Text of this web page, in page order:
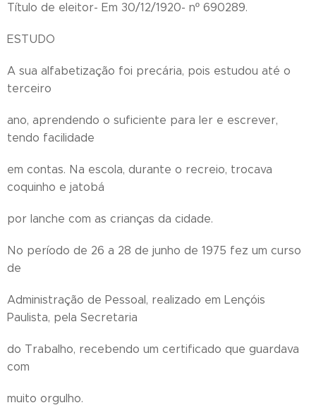
Título de eleitor- Em 30/12/1920- nº 690289.
ESTUDO
A sua alfabetização foi precária, pois estudou até o
terceiro
ano, aprendendo o suficiente para ler e escrever,
tendo facilidade
em contas. Na escola, durante o recreio, trocava
coquinho e jatobá
por lanche com as crianças da cidade.
No período de 26 a 28 de junho de 1975 fez um curso
de
Administração de Pessoal, realizado em Lençóis
Paulista, pela Secretaria
do Trabalho, recebendo um certificado que guardava
com
muito orgulho.